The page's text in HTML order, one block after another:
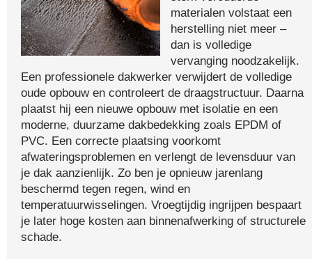
materialen volstaat een
herstelling niet meer –
dan is volledige
vervanging noodzakelijk.
Een professionele dakwerker verwijdert de volledige
oude opbouw en controleert de draagstructuur. Daarna
plaatst hij een nieuwe opbouw met isolatie en een
moderne, duurzame dakbedekking zoals EPDM of
PVC. Een correcte plaatsing voorkomt
afwateringsproblemen en verlengt de levensduur van
je dak aanzienlijk. Zo ben je opnieuw jarenlang
beschermd tegen regen, wind en
temperatuurwisselingen. Vroegtijdig ingrijpen bespaart
je later hoge kosten aan binnenafwerking of structurele
schade.